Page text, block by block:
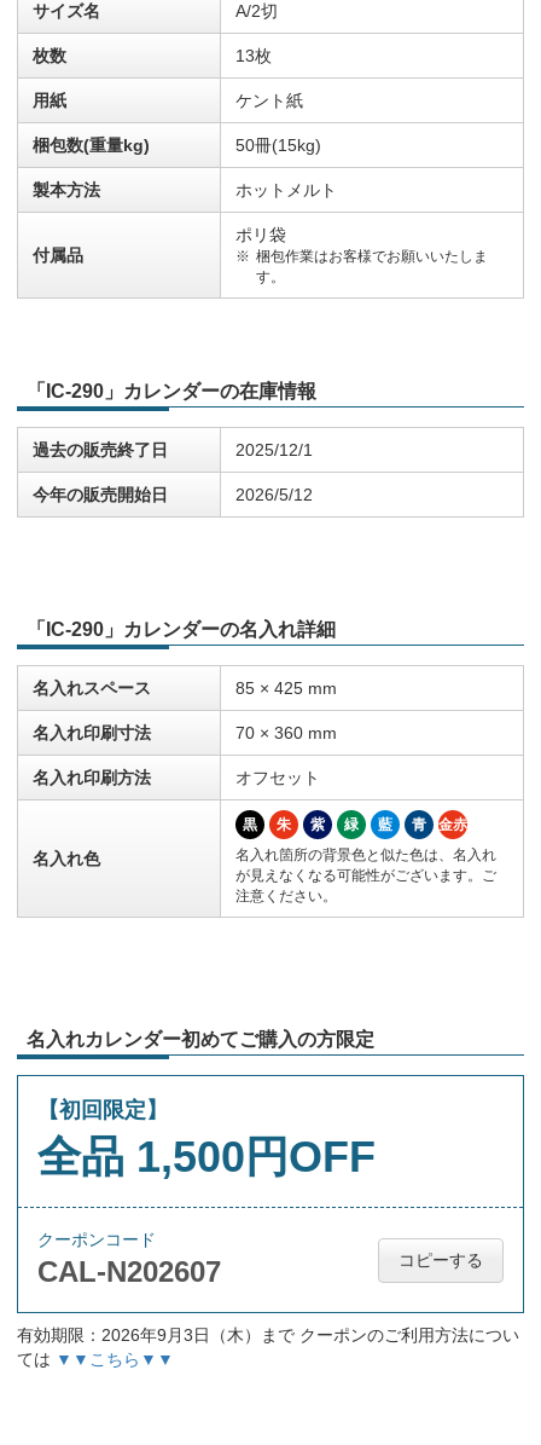
サイズ名 A/2切
枚数 13枚
用紙 ケント紙
梱包数(重量kg) 50冊(15kg)
製本方法 ホットメルト
付属品
ポリ袋
梱包作業はお客様でお願いいたしま
す。
「IC-290」カレンダーの在庫情報
過去の販売終了日 2025/12/1
今年の販売開始日 2026/5/12
「IC-290」カレンダーの名入れ詳細
名入れスペース 85 × 425 mm
名入れ印刷寸法 70 × 360 mm
名入れ印刷方法 オフセット
名入れ色
黒 朱 紫 緑 藍 青
金赤
名入れ箇所の背景色と似た色は、名入れ
が見えなくなる可能性がございます。ご
注意ください。
名入れカレンダー初めてご購入の方限定
【初回限定】
全品 1,500円OFF
クーポンコード
CAL-N202607 コピーする
有効期限：2026年9月3日（木）まで クーポンのご利用方法につい
ては ▼▼こちら▼▼